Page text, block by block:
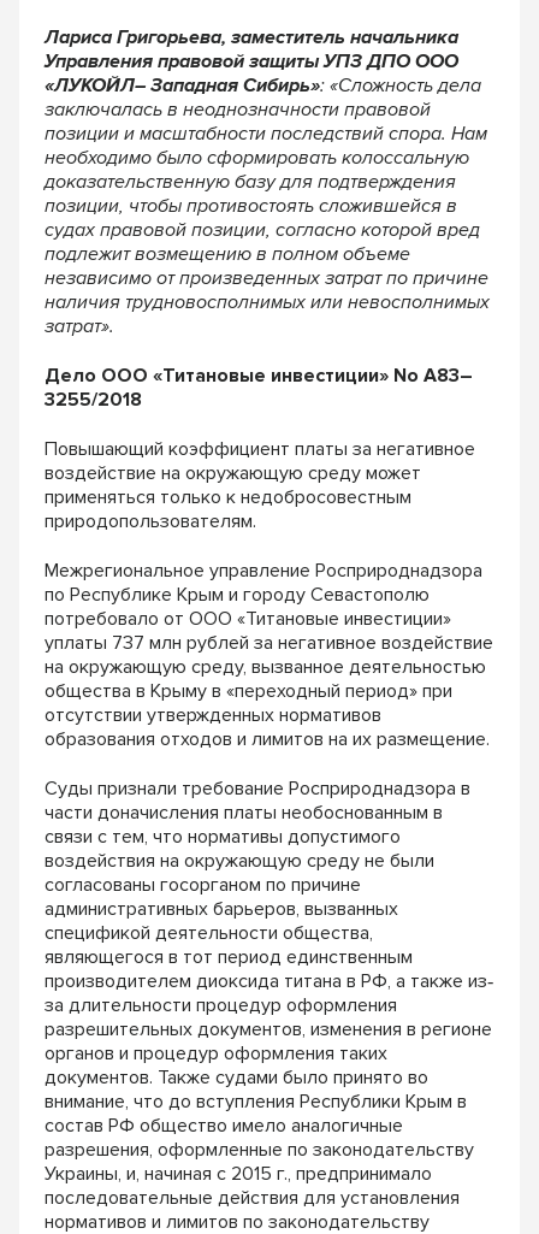
Лариса Григорьева, заместитель начальника
Управления правовой защиты УПЗ ДПО ООО
«ЛУКОЙЛ– Западная Сибирь»: «Сложность дела
заключалась в неоднозначности правовой
позиции и масштабности последствий спора. Нам
необходимо было сформировать колоссальную
доказательственную базу для подтверждения
позиции, чтобы противостоять сложившейся в
судах правовой позиции, согласно которой вред
подлежит возмещению в полном объеме
независимо от произведенных затрат по причине
наличия трудновосполнимых или невосполнимых
затрат».
Дело ООО «Титановые инвестиции» No А83–
3255/2018
Повышающий коэффициент платы за негативное
воздействие на окружающую среду может
применяться только к недобросовестным
природопользователям.
Межрегиональное управление Росприроднадзора
по Республике Крым и городу Севастополю
потребовало от ООО «Титановые инвестиции»
уплаты 737 млн рублей за негативное воздействие
на окружающую среду, вызванное деятельностью
общества в Крыму в «переходный период» при
отсутствии утвержденных нормативов
образования отходов и лимитов на их размещение.
Суды признали требование Росприроднадзора в
части доначисления платы необоснованным в
связи с тем, что нормативы допустимого
воздействия на окружающую среду не были
согласованы госорганом по причине
административных барьеров, вызванных
спецификой деятельности общества,
являющегося в тот период единственным
производителем диоксида титана в РФ, а также из‐
за длительности процедур оформления
разрешительных документов, изменения в регионе
органов и процедур оформления таких
документов. Также судами было принято во
внимание, что до вступления Республики Крым в
состав РФ общество имело аналогичные
разрешения, оформленные по законодательству
Украины, и, начиная с 2015 г., предпринимало
последовательные действия для установления
нормативов и лимитов по законодательству